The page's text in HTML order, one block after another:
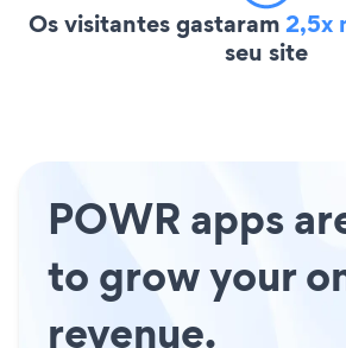
Os visitantes gastaram2,5x
seu site
POWR apps
to grow your
revenue.